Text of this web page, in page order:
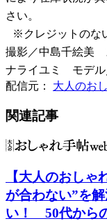
さい。
※クレジットのな
撮影／中島千絵美
ナライユミ モデ
配信元： 大人のお
関連記事
【大人のおし
が合わない”を
い！ 50代から